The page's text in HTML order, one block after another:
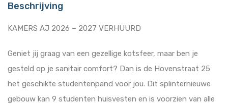
Beschrijving
KAMERS AJ 2026 – 2027 VERHUURD
Geniet jij graag van een gezellige kotsfeer, maar ben je
gesteld op je sanitair comfort? Dan is de Hovenstraat 25
het geschikte studentenpand voor jou. Dit splinternieuwe
gebouw kan 9 studenten huisvesten en is voorzien van alle